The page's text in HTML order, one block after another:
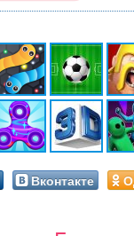
Вконтакте